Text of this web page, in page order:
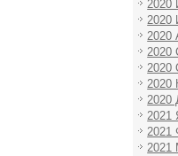
2020
2020
2020
2020
2020
2020
2020
2021
2021
2021